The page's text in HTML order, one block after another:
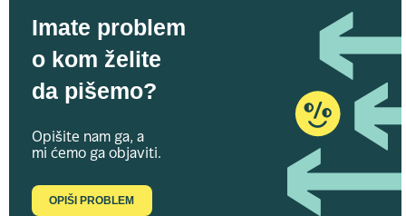
Imate problem
o kom želite
da pišemo?
Opišite nam ga, a
mi ćemo ga objaviti.
OPIŠI PROBLEM